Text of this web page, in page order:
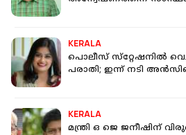
KERALA
പൊലീസ് സ്‌റ്റേഷനില്‍
പരാതി; ഇന്ന് നടി
KERALA
മന്ത്രി ഒ ജെ ജനീഷിന്